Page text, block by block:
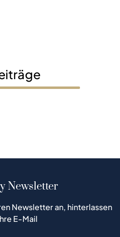
Newsletter
Newsletter an, hinterlassen
E-Mail